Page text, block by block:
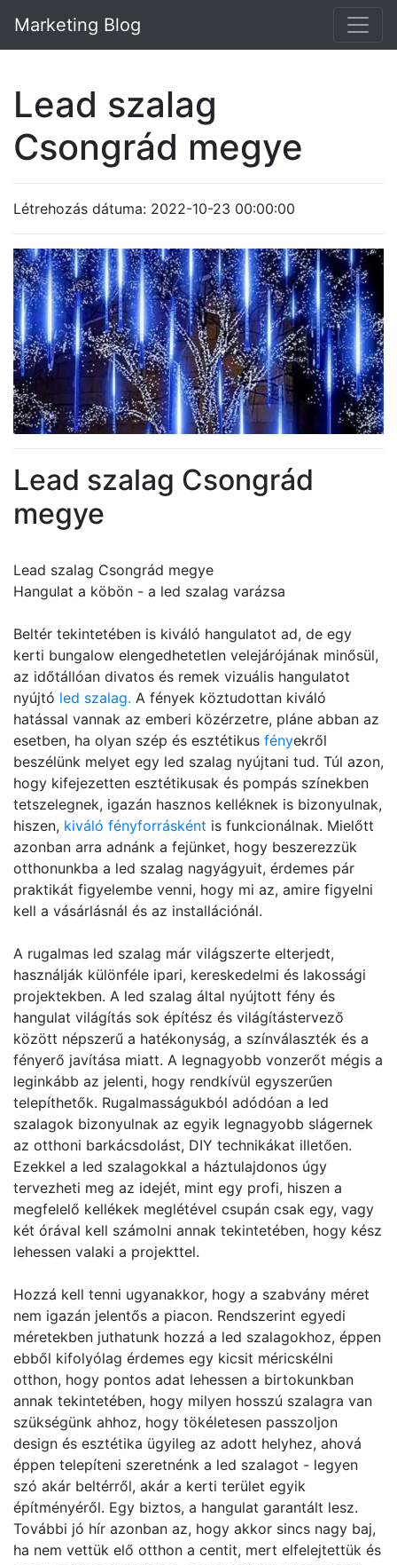
Marketing Blog
Lead szalag
Csongrád megye
Létrehozás dátuma: 2022-10-23 00:00:00
Lead szalag Csongrád
megye
Lead szalag Csongrád megye
Hangulat a köbön - a led szalag varázsa
Beltér tekintetében is kiváló hangulatot ad, de egy
kerti bungalow elengedhetetlen velejárójának minősül,
az időtállóan divatos és remek vizuális hangulatot
nyújtó led szalag. A fények köztudottan kiváló
hatással vannak az emberi közérzetre, pláne abban az
esetben, ha olyan szép és esztétikus fényekről
beszélünk melyet egy led szalag nyújtani tud. Túl azon,
hogy kifejezetten esztétikusak és pompás színekben
tetszelegnek, igazán hasznos kelléknek is bizonyulnak,
hiszen, kiváló fényforrásként is funkcionálnak. Mielőtt
azonban arra adnánk a fejünket, hogy beszerezzük
otthonunkba a led szalag nagyágyuit, érdemes pár
praktikát figyelembe venni, hogy mi az, amire figyelni
kell a vásárlásnál és az installációnál.
A rugalmas led szalag már világszerte elterjedt,
használják különféle ipari, kereskedelmi és lakossági
projektekben. A led szalag által nyújtott fény és
hangulat világítás sok építész és világítástervező
között népszerű a hatékonyság, a színválaszték és a
fényerő javítása miatt. A legnagyobb vonzerőt mégis a
leginkább az jelenti, hogy rendkívül egyszerűen
telepíthetők. Rugalmasságukból adódóan a led
szalagok bizonyulnak az egyik legnagyobb slágernek
az otthoni barkácsdolást, DIY technikákat illetően.
Ezekkel a led szalagokkal a háztulajdonos úgy
tervezheti meg az idejét, mint egy profi, hiszen a
megfelelő kellékek meglétével csupán csak egy, vagy
két órával kell számolni annak tekintetében, hogy kész
lehessen valaki a projekttel.
Hozzá kell tenni ugyanakkor, hogy a szabvány méret
nem igazán jelentős a piacon. Rendszerint egyedi
méretekben juthatunk hozzá a led szalagokhoz, éppen
ebből kifolyólag érdemes egy kicsit méricskélni
otthon, hogy pontos adat lehessen a birtokunkban
annak tekintetében, hogy milyen hosszú szalagra van
szükségünk ahhoz, hogy tökéletesen passzoljon
design és esztétika ügyileg az adott helyhez, ahová
éppen telepíteni szeretnénk a led szalagot - legyen
szó akár beltérről, akár a kerti terület egyik
építményéről. Egy biztos, a hangulat garantált lesz.
További jó hír azonban az, hogy akkor sincs nagy baj,
ha nem vettük elő otthon a centit, mert elfelejtettük és